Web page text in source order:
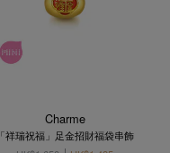
Charme
「祥瑞祝福」足金招財福袋串飾